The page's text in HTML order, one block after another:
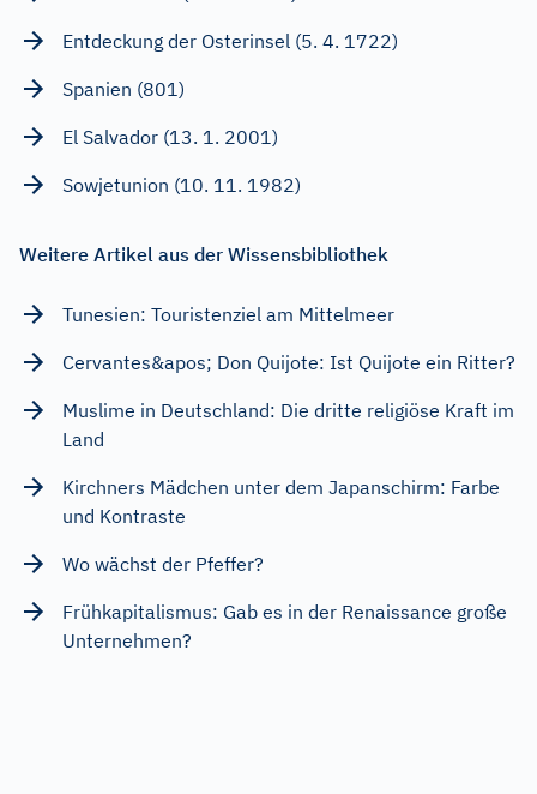
Entdeckung der Osterinsel (5. 4. 1722)
Spanien (801)
El Salvador (13. 1. 2001)
Sowjetunion (10. 11. 1982)
Weitere Artikel aus der Wissensbibliothek
Tunesien: Touristenziel am Mittelmeer
Cervantes&apos; Don Quijote: Ist Quijote ein Ritter?
Muslime in Deutschland: Die dritte religiöse Kraft im
Land
Kirchners Mädchen unter dem Japanschirm: Farbe
und Kontraste
Wo wächst der Pfeffer?
Frühkapitalismus: Gab es in der Renaissance große
Unternehmen?